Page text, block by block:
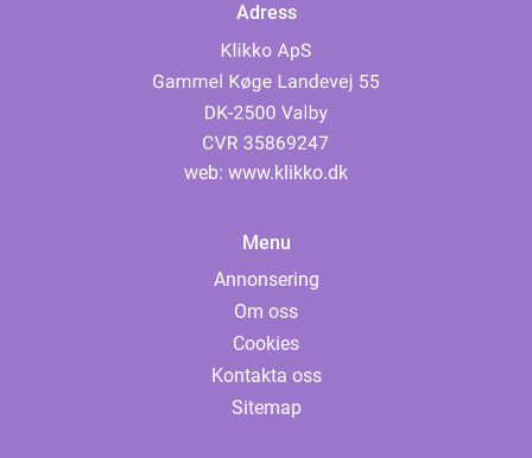
Adress
web: www.klikko.dk
Menu
Annonsering
Om oss
Cookies
Kontakta oss
Sitemap